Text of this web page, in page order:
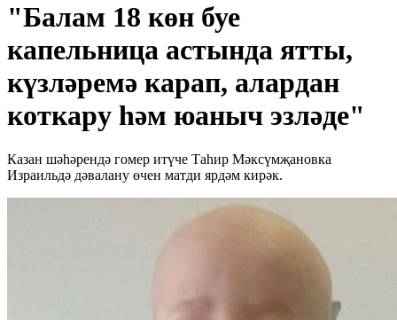
"Балам 18 көн буе
капельница астында ятты,
күзләремә карап, алардан
коткару һәм юаныч эзләде"
Казан шәһәрендә гомер итүче Таһир Мәксүмҗановка
Израильдә дәвалану өчен матди ярдәм кирәк.